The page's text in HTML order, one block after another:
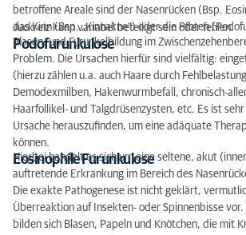
betroffene Areale sind der Nasenrücken (Bsp.
das Kinn (Bsp. „Kinnakne“) oder die Pfoten
Juckreiz kann variabel beteiligt sein oder fehlen.
Podofurunkulose
Blasen- und Furunkelbildung im
Problem. Die Ursachen hierfür sind vielfältig:
(hierzu zählen u.a. auch Haare durch
Demodexmilben, Hakenwurmbefall, chronisch-
Haarfollikel- und Talgdrüsenzysten, etc. Es ist
Ursache herauszufinden, um eine adäquate
können.
Eosinophile Furunkulose
Hierbei handelt es sich um eine seltene, akut
auftretende Erkrankung im Bereich des
Die exakte Pathogenese ist nicht geklärt,
Überreaktion auf Insekten- oder Spinnenbisse
bilden sich Blasen, Papeln und Knötchen, die mit